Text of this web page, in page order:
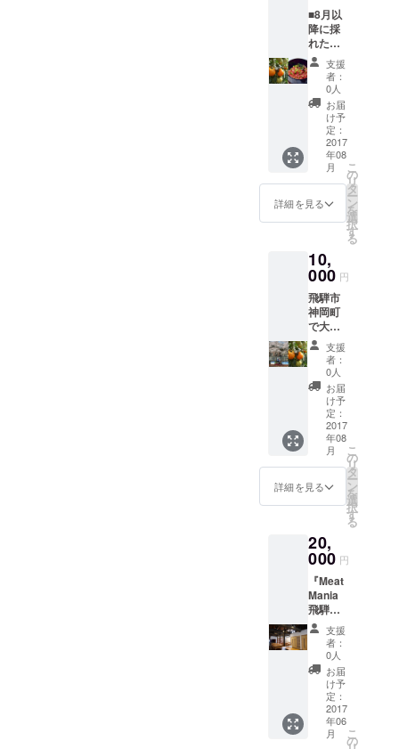
い方は
こちら
で決ま
り。こ
ちらの
商品は
利用前
に必ず
レール
マウン
テンバ
イク事
務局へ
ご予約
さい。
央に木
製の
「観覧
シー
ト」を
設置し
た3人乗
りの組
み合わ
せ。漕
ぎ手2人
を従え
て、王
様気分
い。こ
ちらの
利用前
に必ず
レール
マウン
テンバ
イク事
務局へ
ご予約
いただ
き、ご
利用下
さい。
■8月以
降に採
れたて
の『神
岡ゴー
ルドト
マト』
をお届
けいた
しま
す！ト
マト名
人坪根
さんの
指導の
満点ト
マトで
す！ ※
ご自宅
に配送
いたし
ます。
■無期限
で使え
る、と
ろける
飛騨牛
丼２杯
分無料
チケッ
トをお
送りい
店の
上、と
飛騨牛
丼賞味
くださ
い。
支援
者：
0人
お届
け予
定：
2017
年08
月
詳細を見る
こ
の
リ
タ
ー
ン
を
選
択
す
る
10,
000 円
飛騨市
神岡町
で大人
気！
レール
マウン
テンバ
イク
『Gatta
Go!!』
のペア
チケッ
トで
す。こ
利用前
に必ず
レール
マウン
テンバ
イク事
務局へ
ご予約
いただ
き、ご
利用下
さい。
8月以降
に採れ
たての
支援
者：
0人
お届
け予
定：
2017
年08
月
詳細を見る
こ
の
リ
タ
ー
ン
を
選
択
す
る
20,
000 円
『Meat
Mania
飛騨』
特製の
飛騨牛
コース
料理
と、オ
ススメ
のお酒
を各種
取り揃
支援
者：
0人
お届
け予
定：
2017
年06
月
こ
の